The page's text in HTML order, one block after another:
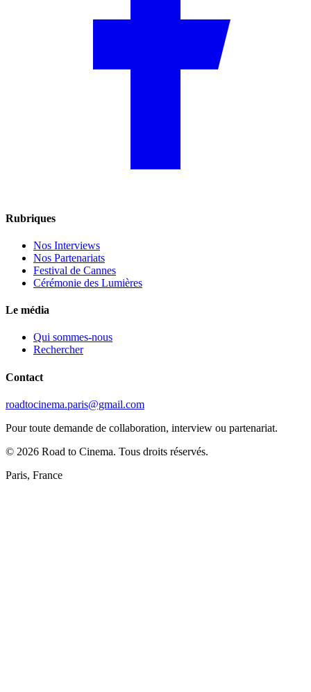
Rubriques
Nos Interviews
Nos Partenariats
Festival de Cannes
Cérémonie des Lumières
Le média
Qui sommes-nous
Rechercher
Contact
roadtocinema.paris@gmail.com
Pour toute demande de collaboration, interview ou partenariat.
© 2026 Road to Cinema. Tous droits réservés.
Paris, France